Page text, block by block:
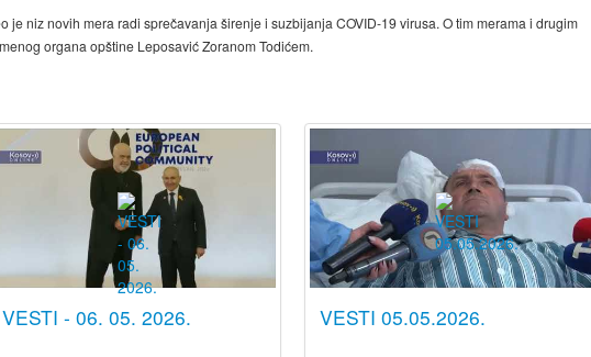
je niz novih mera radi sprečavanja širenje i suzbijanja COVID-19 virusa. O tim merama i drugim
organa opštine Leposavić Zoranom Todićem.
VESTI - 06. 05. 2026. VESTI 05.05.2026.